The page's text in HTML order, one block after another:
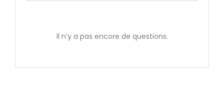
Il n’y a pas encore de questions.